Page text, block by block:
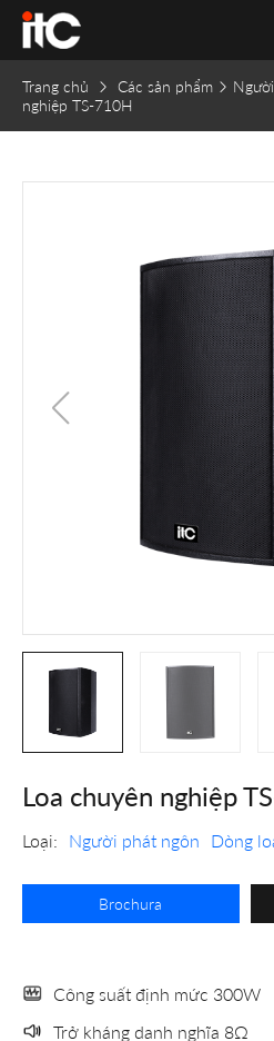
Trang chủ Các sản phẩm
nghiệp TS-710H
Loa chuyên nghiệp
Loại: Người phát ngôn Dòng
Brochura
Công suất định mức 300W
Trở kháng danh nghĩa 8Ω